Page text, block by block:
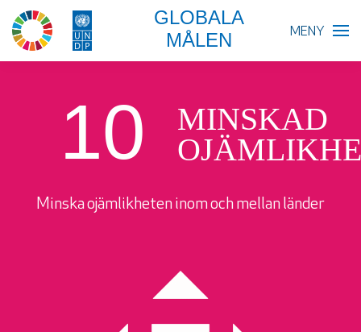
GLOBALA
MÅLEN
MENY
GLOBALA MÅLEN
10
MINSKAD
Minska ojämlikheten inom och mellan länder